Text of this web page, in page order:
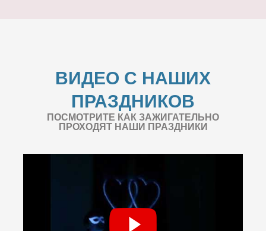
ВИДЕО С НАШИХ
ПРАЗДНИКОВ
ПОСМОТРИТЕ КАК ЗАЖИГАТЕЛЬНО
ПРОХОДЯТ НАШИ ПРАЗДНИКИ